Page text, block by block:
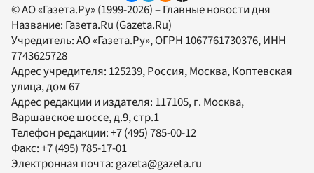
© АО «Газета.Ру» (1999-2026) – Главные новости дня
Название: Газета.Ru (Gazeta.Ru)
Учредитель:АО «Газета.Ру», ОГРН 1067761730376, ИНН
7743625728
Адрес учредителя: 125239, Россия, Москва, Коптевская
улица, дом 67
Адрес редакции и издателя: 117105, г. Москва,
Варшавское шоссе, д.9, стр.1
Телефон редакции:+7 (495) 785-00-12
Факс:+7 (495) 785-17-01
Электронная почта: gazeta@gazeta.ru